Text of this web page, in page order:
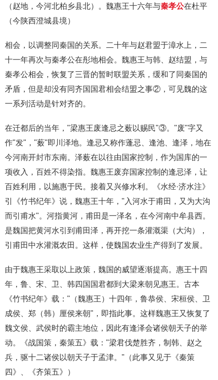
（赵地，今河北柏乡县北）。魏惠王十六年与秦孝公在杜平
（今陕西澄城县境）
相会，以调整同秦国的关系。二十年与赵君盟于漳水上，二
十一年再次与秦孝公在彤地相会。魏惠王与韩、赵结盟，与
秦孝公相会，恢复了三晋的暂时联盟关系，缓和了同秦国的
矛盾，但是却没有同齐国国君相会结盟之事②，可见魏的这
一系列活动是针对齐的。
在迁都后的当年，"梁惠王废逢忌之薮以赐民"③。"废"字又
作"发"，"薮"即川泽地。逢忌又称作蓬忌、逢池、逢泽，地在
今河南开封市东南。泽薮在以往由国家控制，作为国库的一
项收入，百姓不得染指。魏惠王废弃国家控制的逢忌泽，让
百姓利用，以施惠于民。接着又兴修水利。《水经·济水注》
引《竹书纪年》说，魏惠王十年，"入河水于甫田，又为大沟
而引甫水"。河指黄河，甫田是一泽名，在今河南中牟县西。
是魏国把黄河水引到甫田泽，再开挖一条灌溉渠（大沟），
引甫田中水灌溉农田。这样，使魏国农业生产得到了发展。
由于魏惠王采取以上政策，魏国的威望逐渐提高。惠王十四
年，鲁、宋、卫、韩四国国君都到大梁来朝见惠王。古本
《竹书纪年》载："（魏惠王）十四年，鲁恭侯、宋桓侯、卫
成侯、郑（韩）厘侯来朝"，即指此事。这样魏惠王又恢复了
魏文侯、武侯时的霸主地位，因此有逢泽会诸侯朝天子的举
动。《战国策，秦策五》载："梁君伐楚胜齐，制韩、赵之
兵，驱十二诸侯以朝天子于孟津。"（此事又见于《秦策
四》、《齐策五》）